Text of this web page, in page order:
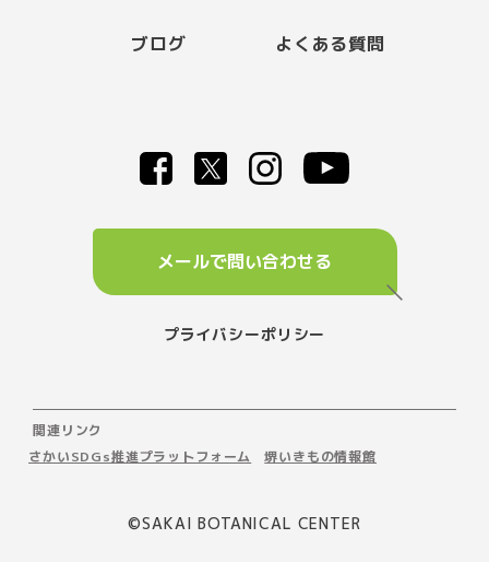
ブログ よくある質問
メールで問い合わせる
プライバシーポリシー
関連リンク
さかいSDGs推進プラットフォーム
堺いきもの情報館
©️SAKAI BOTANICAL CENTER